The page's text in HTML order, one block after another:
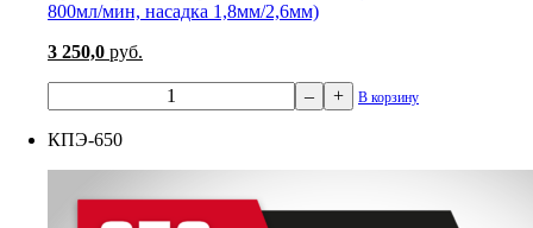
800мл/мин, насадка 1,8мм/2,6мм)
3 250,0 руб.
– + В корзину
КПЭ-650